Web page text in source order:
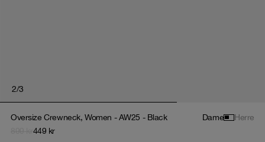
2/3
Oversize Crewneck, Women - AW25 - Black Dame
Herre
449 kr